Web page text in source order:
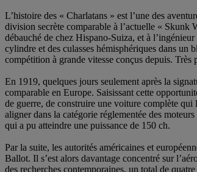
L’histoire des « Charlatans » est l’une des
division secrète comparable à l’actuelle « Skunk
débauché de chez Hispano-Suiza, et à
cylindre et des culasses hémisphériques dans
compétition à grande vitesse conçus depuis.
En 1919, quelques jours seulement après la
comparable en Europe. Saisissant cette
de guerre, de construire une voiture complète
aligner dans la catégorie réglementée des
qui a pu atteindre une puissance de 150 ch.
Par la suite, les autorités américaines et
Ballot. Il s’est alors davantage concentré sur
des recherches contemporaines, un total de